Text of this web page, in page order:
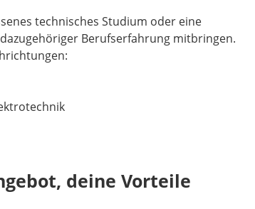
technisches Studium oder eine
Berufserfahrung mitbringen.
deine Vorteile